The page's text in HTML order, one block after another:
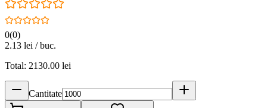
0(0)
2.13 lei / buc.
Total: 2130.00 lei
Cantitate